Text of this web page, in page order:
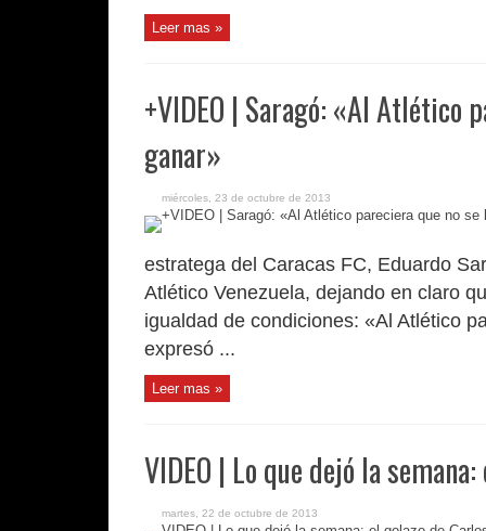
Leer mas »
+VIDEO | Saragó: «Al Atlético
ganar»
miércoles, 23 de octubre de 2013
estratega del Caracas FC, Eduardo
Atlético Venezuela, dejando en claro
igualdad de condiciones: «Al Atlético
expresó ...
Leer mas »
VIDEO | Lo que dejó la
martes, 22 de octubre de 2013